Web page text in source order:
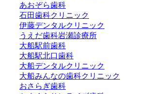
あおぞら歯科
石田歯科クリニック
伊藤デンタルクリニック
うえだ歯科岩瀬診療所
大船駅前歯科
大船駅北口歯科
大船デンタルクリニック
大船みんなの歯科クリニック
おさらぎ歯科